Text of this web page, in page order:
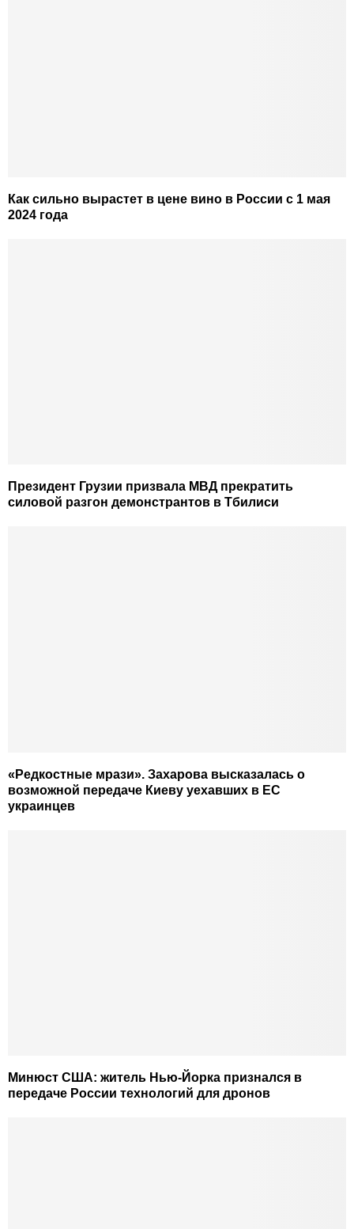
Как сильно вырастет в цене вино в России с 1 мая
2024 года
Президент Грузии призвала МВД прекратить
силовой разгон демонстрантов в Тбилиси
«Редкостные мрази». Захарова высказалась о
возможной передаче Киеву уехавших в ЕС
украинцев
Минюст США: житель Нью-Йорка признался в
передаче России технологий для дронов